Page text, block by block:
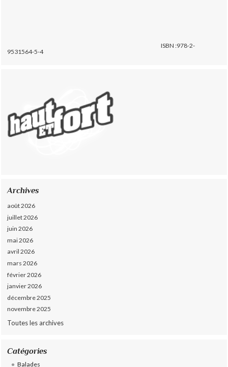
ISBN :978-2-
9531564-5-4
Archives
août 2026
juillet 2026
juin 2026
mai 2026
avril 2026
mars 2026
février 2026
janvier 2026
décembre 2025
novembre 2025
Toutes les archives
Catégories
Balades